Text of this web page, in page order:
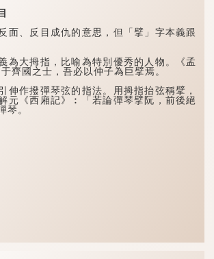
、反目成仇的意思，但「擘」字本義跟
大拇指，比喻為特別優秀的人物。《孟
齊國之士，吾必以仲子為巨擘焉。
作撥彈琴弦的指法。用拇指抬弦稱擘，
元《西廂記》︰「若論彈琴擘阮，前後絕
琴。